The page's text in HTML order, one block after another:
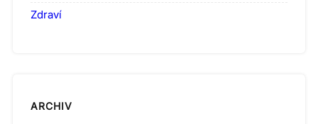
Zdraví
ARCHIV